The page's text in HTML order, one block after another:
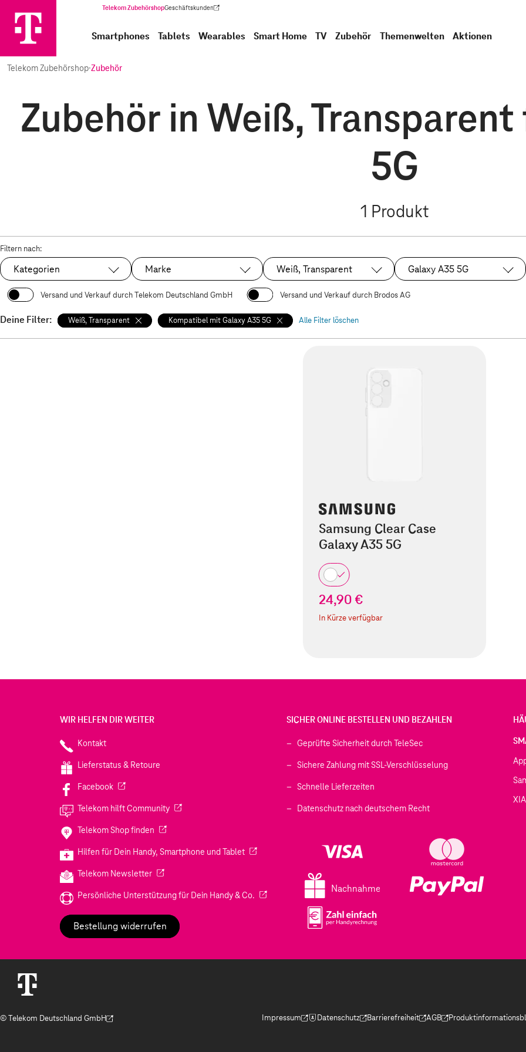
Telekom ZubehörshopGeschäftskunden
(Wird in einem neuen Tab geöffnet)
Smartphones Tablets Wearables Smart Home TV Zubehör Themenwelten Aktionen
Telekom Zubehörshop·Zubehör
Zubehör in Weiß,
5G
1 Produkt
Filtern nach:
Kategorien Marke Ausgewählt:
Weiß, Transparent Ausgewählt:
Galaxy A35 5G
Versand und Verkauf durch Telekom Deutschland GmbH Versand und Verkauf durch Brodos AG
Deine Filter: Weiß, Transparent Kompatibel mit Galaxy A35 5G Alle Filter löschen
Samsung Clear Case
Galaxy A35 5G
24,90 €
In Kürze verfügbar
WIR HELFEN DIR WEITER
Kontakt
Lieferstatus & Retoure
Facebook(Wird in einem neuen Tab geöffnet)
Telekom hilft Community(Wird in einem neuen Tab geöffnet)
Telekom Shop finden (Wird in einem neuen Tab geöffnet)
Hilfen für Dein Handy, Smartphone und Tablet(Wird in einem neuen Tab geöffnet)
Telekom Newsletter(Wird in einem neuen Tab geöffnet)
Persönliche Unterstützung für Dein Handy & Co. (Wird in einem neuen Tab geöffnet)
Bestellung widerrufen
SICHER ONLINE BESTELLEN UND BEZAHLEN
Geprüfte Sicherheit durch TeleSec
Sichere Zahlung mit SSL-Verschlüsselung
Schnelle Lieferzeiten
Datenschutz nach deutschem Recht
Nachnahme
© Telekom Deutschland GmbH
(Der Link wird in einem neuen Tab geöffnet)
Impressum
(Der Link wird in einem neuen Tab geöffnet)
Datenschutz
(Der Link wird in einem neuen Tab geöffnet)
Barrierefreiheit
(Der Link wird in einem neuen Tab geöffnet)
AGB
(Der Link wird in einem
(Der Link wird in